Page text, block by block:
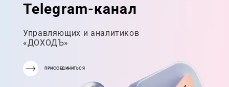
Telegram-канал
Управляющих и аналитиков
«ДОХОДЪ»
ПРИСОЕДИНИТЬСЯ